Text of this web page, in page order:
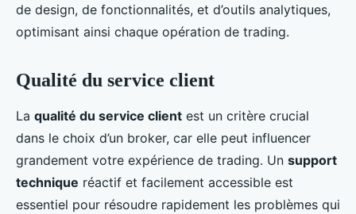
de design, de fonctionnalités, et d’outils analytiques,
optimisant ainsi chaque opération de trading.
Qualité du service client
La qualité du service client est un critère crucial
dans le choix d’un broker, car elle peut influencer
grandement votre expérience de trading. Un support
technique réactif et facilement accessible est
essentiel pour résoudre rapidement les problèmes qui